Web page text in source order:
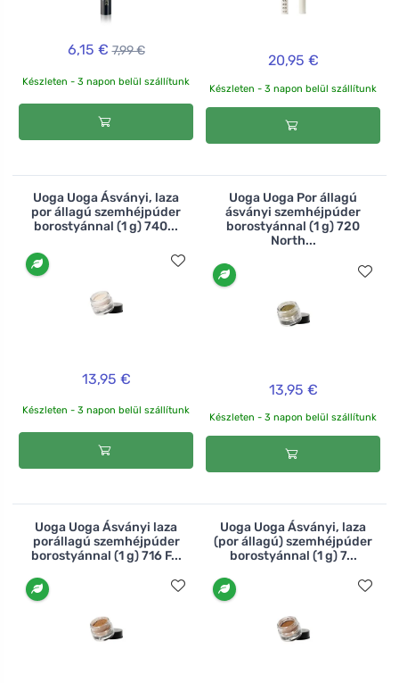
6,15 € 7,99 €
Készleten - 3 napon belül szállítunk
20,95 €
Készleten - 3 napon belül szállítunk
Uoga Uoga Ásványi, laza
por állagú szemhéjpúder
borostyánnal (1 g) 740...
13,95 €
Készleten - 3 napon belül szállítunk
Uoga Uoga Por állagú
ásványi szemhéjpúder
borostyánnal (1 g) 720
North...
13,95 €
Készleten - 3 napon belül szállítunk
Uoga Uoga Ásványi laza
porállagú szemhéjpúder
borostyánnal (1 g) 716 F...
Uoga Uoga Ásványi, laza
(por állagú) szemhéjpúder
borostyánnal (1 g) 7...